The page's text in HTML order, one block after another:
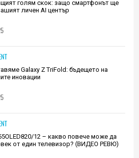
голям скок: защо смартфонът ще
личен AI център
Galaxy Z TriFold: бъдещето на
иновации
12 – какво повече може да
от един телевизор? (ВИДЕО РЕВЮ)